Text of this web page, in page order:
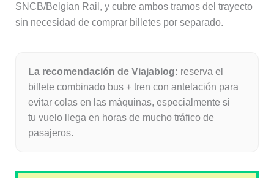
SNCB/Belgian Rail, y cubre ambos tramos del trayecto
sin necesidad de comprar billetes por separado.
La recomendación de Viajablog: reserva el
billete combinado bus + tren con antelación para
evitar colas en las máquinas, especialmente si
tu vuelo llega en horas de mucho tráfico de
pasajeros.